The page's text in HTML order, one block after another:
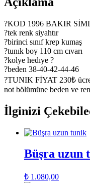
?KOD 1996 BAKIR
?tek renk siyahtır
?birinci sınıf krep kumaş
?tunık boy 110 cm cıvarı
?kolye hedıye ?
?beden 38-40-42-44-46
?TUNIK FİYAT 230₺
not bölümüne beden ve
İlginizi
Büşra uzun
₺ 1.080,00